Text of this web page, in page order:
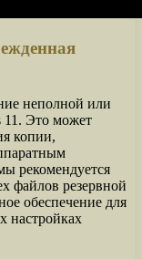
неполной или
11. Это может
копии,
рекомендуется
файлов резервной
обеспечение для
настройках